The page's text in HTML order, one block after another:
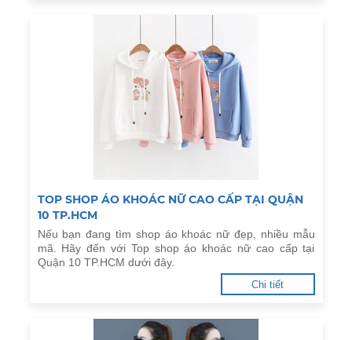
TOP SHOP ÁO KHOÁC NỮ CAO CẤP TẠI QUẬN
10 TP.HCM
Nếu bạn đang tìm shop áo khoác nữ đẹp, nhiều mẫu
mã. Hãy đến với Top shop áo khoác nữ cao cấp tại
Quận 10 TP.HCM dưới đây.
Chi tiết